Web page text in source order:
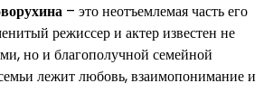
– это неотъемлемая часть его
режиссер и актер известен не
но и благополучной семейной
лежит любовь, взаимопонимание и